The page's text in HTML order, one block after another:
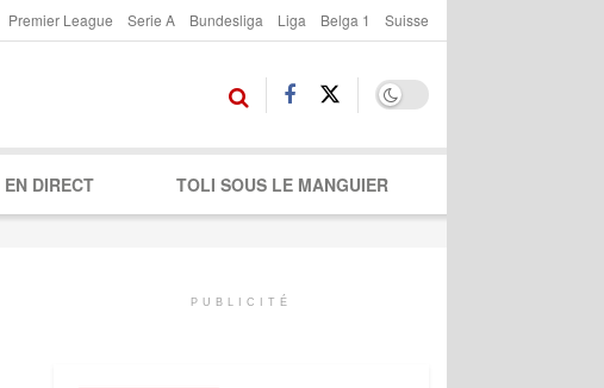
Premier League Serie A Bundesliga Liga Belga 1 Suisse
EN DIRECT TOLI SOUS LE MANGUIER
PUBLICITÉ